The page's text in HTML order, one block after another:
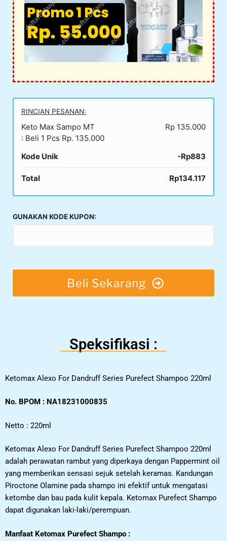
RINCIAN PESANAN:
Keto Max Sampo MT
: Beli 1 Pcs Rp. 135.000
Rp 135.000
Kode Unik -Rp883
Total Rp134.117
GUNAKAN KODE KUPON:
Beli Sekarang
Speksifikasi :
Ketomax Alexo For Dandruff Series Purefect Shampoo 220ml
No. BPOM : NA18231000835
Netto : 220ml
Ketomax Alexo For Dandruff Series Purefect Shampoo 220ml
adalah perawatan rambut yang diperkaya dengan Pappermint oil
yang memberikan sensasi sejuk setelah keramas. Kandungan
Piroctone Olamine pada shampo ini efektif untuk mengatasi
ketombe dan bau pada kulit kepala. Ketomax Purefect Shampo
dapat digunakan laki-laki/perempuan.
Manfaat Ketomax Purefect Shampo :